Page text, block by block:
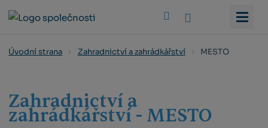
Úvodní strana Zahradnictví a zahrádkářství MESTO
Zahradnictví a
zahrádkářství - MESTO